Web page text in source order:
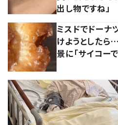
出し物ですね」
ミスドでドーナ
けようとした
景に「サイコー